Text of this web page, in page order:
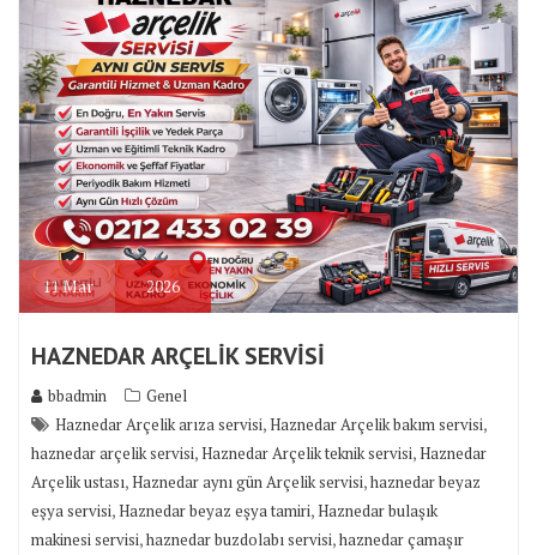
11Mar 2026
HAZNEDAR ARÇELİK SERVİSİ
bbadmin
Genel
Haznedar Arçelik arıza servisi,Haznedar Arçelik bakım servisi,
haznedar arçelik servisi,Haznedar Arçelik teknik servisi,Haznedar
Arçelik ustası,Haznedar aynı gün Arçelik servisi,haznedar beyaz
eşya servisi,Haznedar beyaz eşya tamiri,Haznedar bulaşık
makinesi servisi,haznedar buzdolabı servisi,haznedar çamaşır